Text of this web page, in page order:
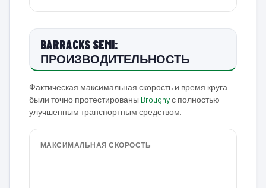
BARRACKS SEMI:
ПРОИЗВОДИТЕЛЬНОСТЬ
Фактическая максимальная скорость и время круга
были точно протестированы Broughyс полностью
улучшенным транспортным средством.
МАКСИМАЛЬНАЯ СКОРОСТЬ